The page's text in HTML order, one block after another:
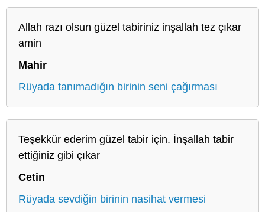
Allah razı olsun güzel tabiriniz inşallah tez çıkar
amin
Mahir
Rüyada tanımadığın birinin seni çağırması
Teşekkür ederim güzel tabir için. İnşallah tabir
ettiğiniz gibi çıkar
Cetin
Rüyada sevdiğin birinin nasihat vermesi